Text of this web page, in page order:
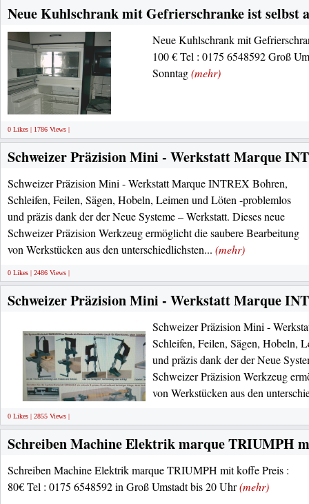
Neue Kuhlschrank mit Gefrierschranke ist selbst
Neue Kuhlschrank mit
100 € Tel : 0175 6548592 Groß
Sonntag(mehr)
0 Likes | 1786 Views |
Schweizer Präzision Mini - Werkstatt Marque
Schweizer Präzision Mini - Werkstatt Marque INTREX Bohren,
Schleifen, Feilen, Sägen, Hobeln, Leimen und Löten -problemlos
und präzis dank der der Neue Systeme – Werkstatt. Dieses neue
Schweizer Präzision Werkzeug ermöglicht die saubere Bearbeitung
von Werkstücken aus den unterschiedlichsten... (mehr)
0 Likes | 2486 Views |
Schweizer Präzision Mini - Werkstatt Marque
Schweizer Präzision Mini -
Schleifen, Feilen, Sägen, Hobeln,
und präzis dank der der Neue
Schweizer Präzision Werkzeug
von Werkstücken aus den
0 Likes | 2855 Views |
Schreiben Machine Elektrik marque TRIUMPH
Schreiben Machine Elektrik marque TRIUMPH mit koffe Preis :
80€ Tel : 0175 6548592 in Groß Umstadt bis 20 Uhr(mehr)